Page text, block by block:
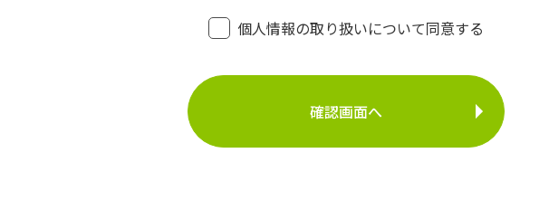
・登録面接に関するご連絡のため
・お問い合わせへのご対応
・お問い合わせ履歴の管理
・サービス向上のための検討資料作成等
個人情報の取り扱いについて同意する